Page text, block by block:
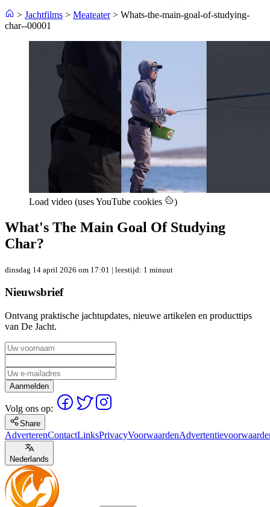
> Jachtfilms > Meateater> Whats-the-main-goal-of-studying-
char--00001
Load video (uses YouTube cookies )
What's The Main Goal Of Studying
Char?
dinsdag 14 april 2026 om 17:01 | leestijd: 1 minuut
Nieuwsbrief
Ontvang praktische jachtupdates, nieuwe artikelen en producttips
van De Jacht.
Aanmelden
Volg ons op:
Share
AdverterenContactLinksPrivacyVoorwaarden
Nederlands